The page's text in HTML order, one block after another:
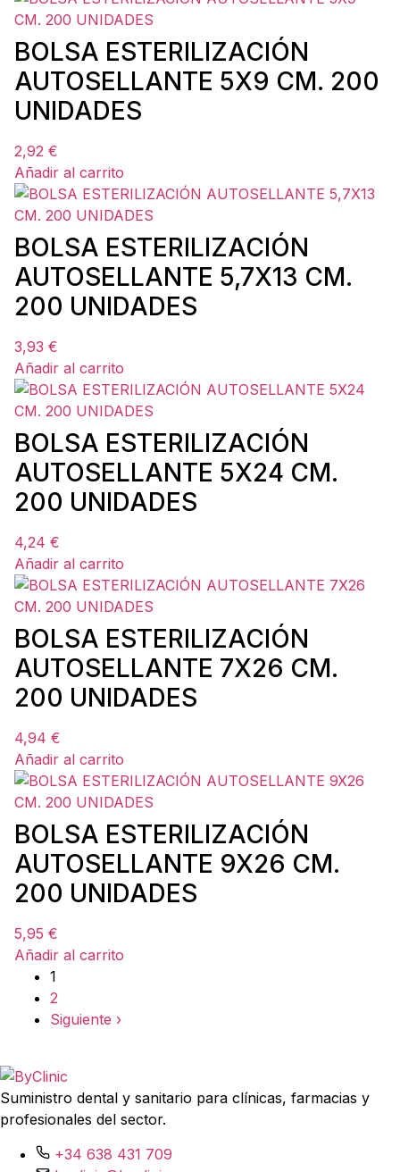
BOLSA ESTERILIZACIÓN
AUTOSELLANTE 5X9 CM. 200
UNIDADES
2,92 €
Añadir al carrito
BOLSA ESTERILIZACIÓN
AUTOSELLANTE 5,7X13 CM.
200 UNIDADES
3,93 €
Añadir al carrito
BOLSA ESTERILIZACIÓN
AUTOSELLANTE 5X24 CM.
200 UNIDADES
4,24 €
Añadir al carrito
BOLSA ESTERILIZACIÓN
AUTOSELLANTE 7X26 CM.
200 UNIDADES
4,94 €
Añadir al carrito
BOLSA ESTERILIZACIÓN
AUTOSELLANTE 9X26 CM.
200 UNIDADES
5,95 €
Añadir al carrito
1
2
Siguiente ›
Suministro dental y sanitario para clínicas, farmacias y
profesionales del sector.
+34 638 431 709